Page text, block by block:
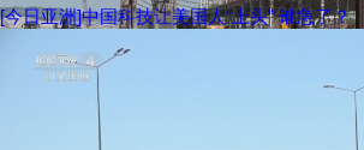
[今日亚洲]中国科技让美国人“上头” 谁急了？